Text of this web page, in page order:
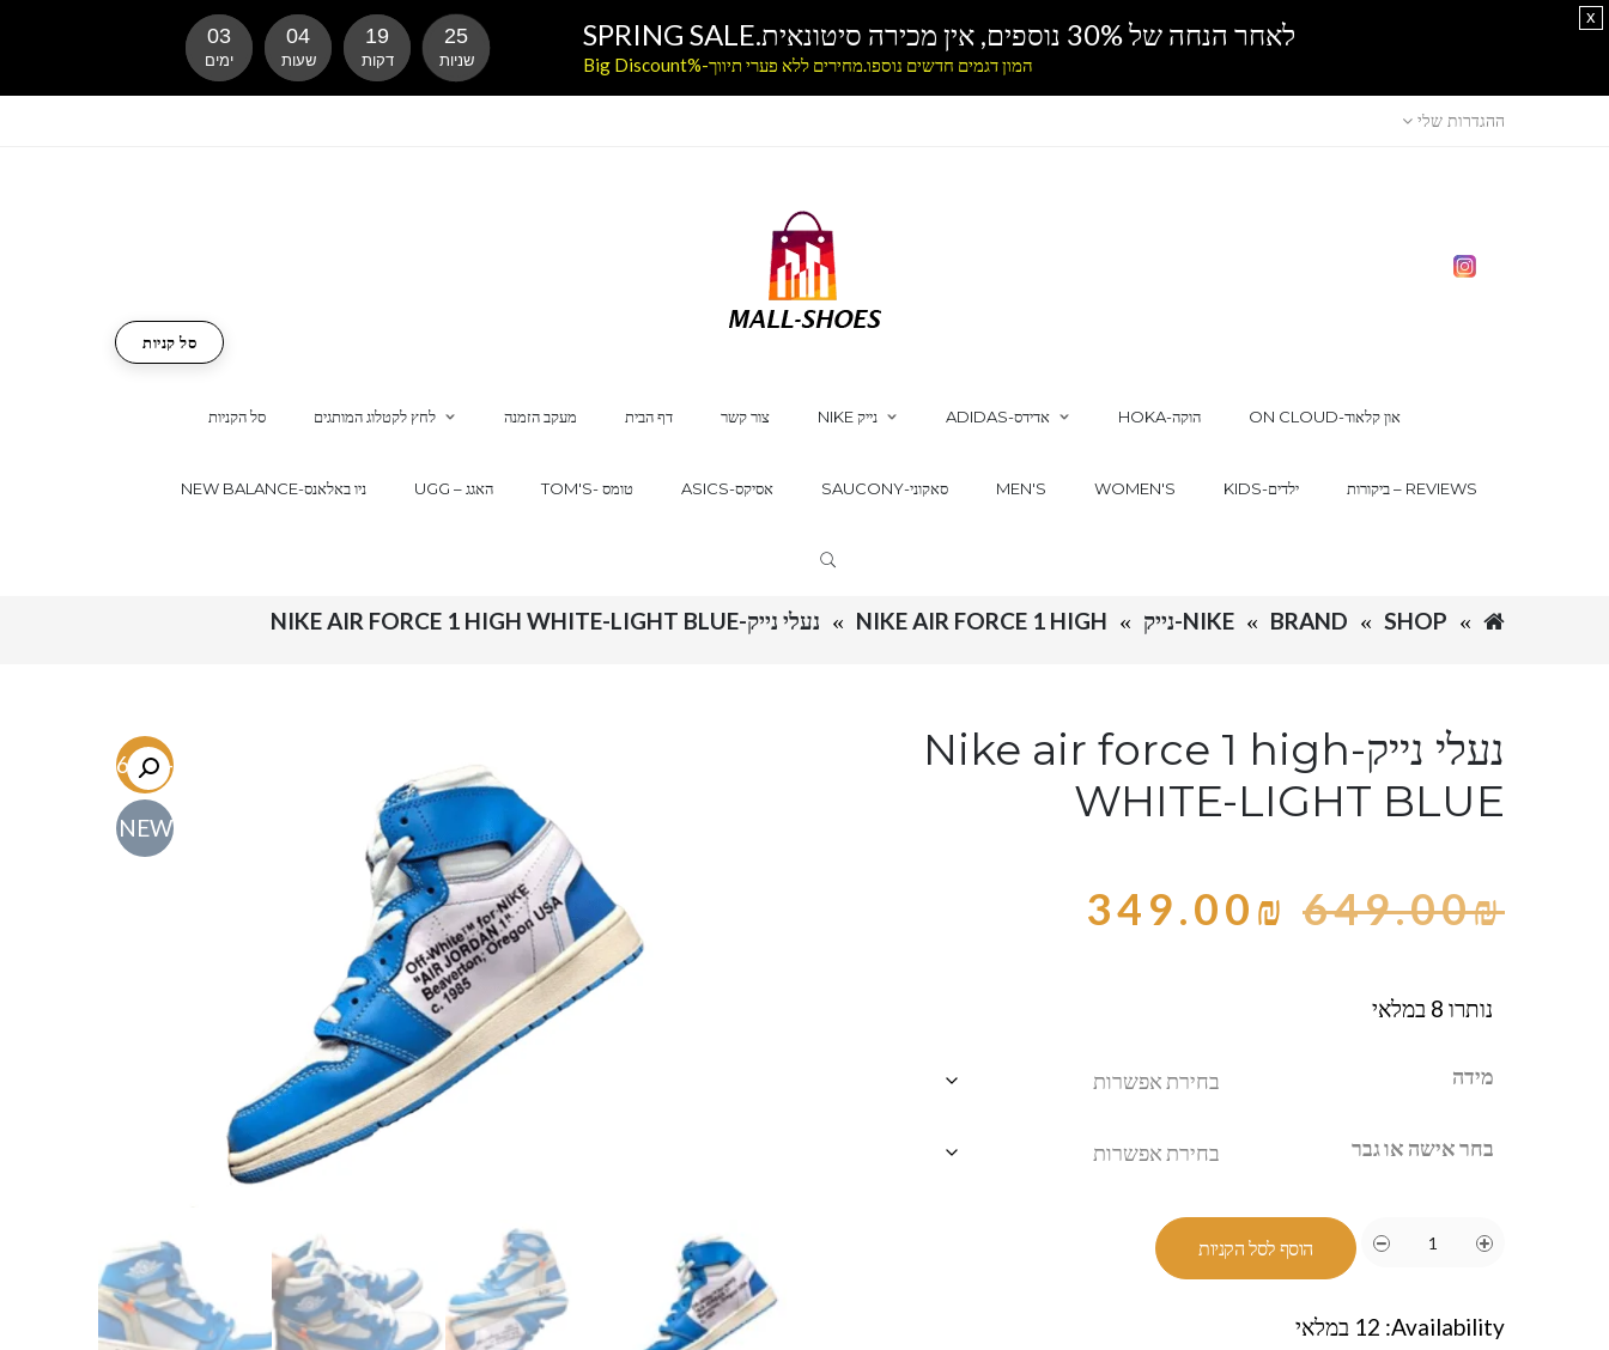
ההגדרות שלי
סל הקניות לחץ לקטלוג המותגים מעקב הזמנה דף הבית צור קשר NIKE נייק ADIDAS-אדידס HOKA-הוקה ON CLOUD-און קלאוד
NEW BALANCE-ניו באלאנס UGG – האגג TOM'S- טומס ASICS-אסיקס SAUCONY-סאקוני MEN'S WOMEN'S KIDS-ילדים ביקורות – REVIEWS
סל קניות
SHOP
BRAND NIKE-נייק NIKE AIR FORCE 1 HIGH נעלי נייק-NIKE AIR FORCE 1 HIGH WHITE-LIGHT BLUE
-46.2%
NEW
נעלי נייק-Nike air force 1 high
WHITE-LIGHT BLUE
649.00₪
349.00₪
נותרו 8 במלאי
מידה
בחר אישה או גבר
הוסף לסל הקניות
Availability: 12 במלאי
לאחר הנחה של 30% נוספים, אין מכירה סיטונאית.SPRING SALE
המון דגמים חדשים נוספו.מחירים ללא פערי תיווך-%Big Discount
03
ימים
04
שעות
19
דקות
24
שניות
x